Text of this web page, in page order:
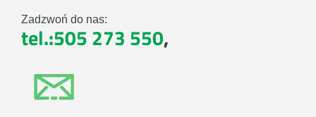
Zadzwoń do nas:
tel.:505 273 550,